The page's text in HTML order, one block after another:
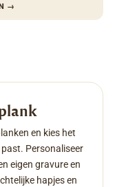
→
en kies het
Personaliseer
eigen gravure en
hapjes en